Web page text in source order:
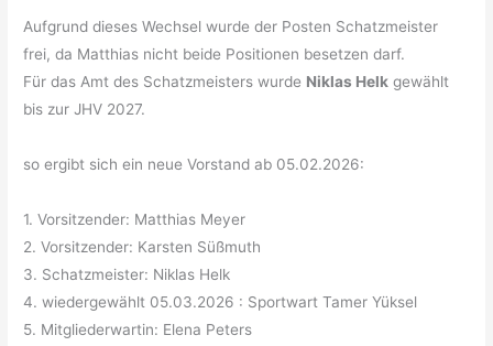
Aufgrund dieses Wechsel wurde der Posten Schatzmeister
frei, da Matthias nicht beide Positionen besetzen darf.
Für das Amt des Schatzmeisters wurde Niklas Helk gewählt
bis zur JHV 2027.
so ergibt sich ein neue Vorstand ab 05.02.2026:
1. Vorsitzender: Matthias Meyer
2. Vorsitzender: Karsten Süßmuth
3. Schatzmeister: Niklas Helk
4. wiedergewählt 05.03.2026 : Sportwart Tamer Yüksel
5. Mitgliederwartin: Elena Peters